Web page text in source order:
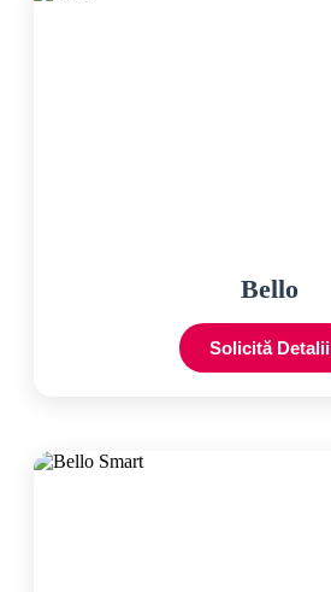
Bello
Solicită Detalii